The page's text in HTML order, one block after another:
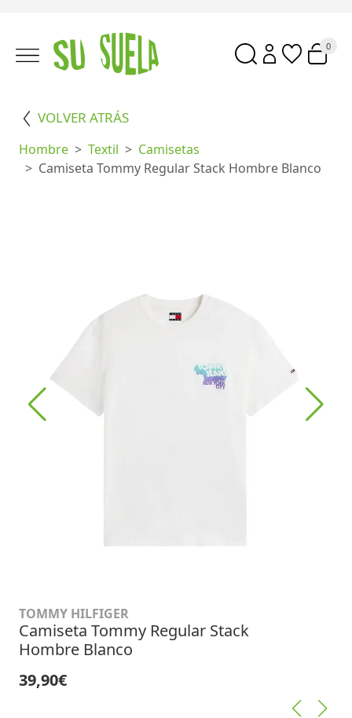
0
VOLVER ATRÁS
Hombre Textil
Camisetas
Camiseta Tommy Regular Stack Hombre Blanco
TOMMY HILFIGER
Camiseta Tommy Regular Stack
Hombre Blanco
39,90€